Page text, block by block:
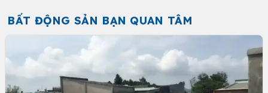
BẤT ĐỘNG SẢN BẠN QUAN TÂM